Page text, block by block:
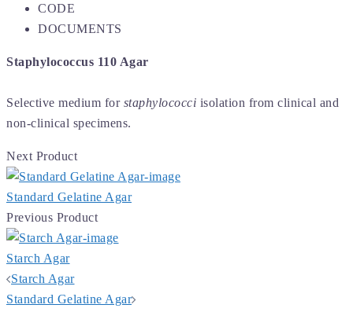
CODE
DOCUMENTS
Staphylococcus 110 Agar
Selective medium for staphylococci isolation from clinical and
non-clinical specimens.
Next Product
Standard Gelatine Agar
Previous Product
Starch Agar
Post
navigation
Starch Agar
Standard Gelatine Agar